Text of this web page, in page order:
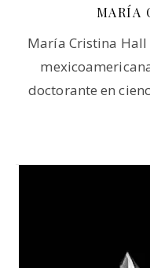
MARÍA
María Cristina Hall
doctorante en